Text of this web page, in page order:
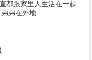
都跟家里人生活在一起
弟在外地...